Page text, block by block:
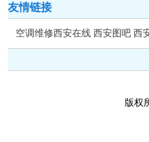
友情链接
空调维修西安在线 西安图吧 西
版权